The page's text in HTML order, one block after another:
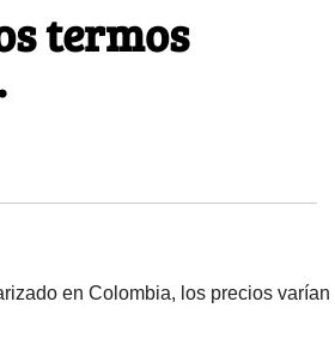
termos
en Colombia, los precios varían